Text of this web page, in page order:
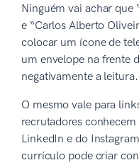
Ninguém vai achar que
e “Carlos Alberto
colocar um ícone de
um envelope na frente
negativamente a leitura.
O mesmo vale para
recrutadores
LinkedIn e do
currículo pode criar